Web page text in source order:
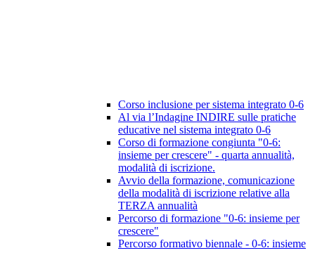
Corso inclusione per sistema integrato 0-6
Al via l’Indagine INDIRE sulle pratiche
educative nel sistema integrato 0-6
Corso di formazione congiunta "0-6:
insieme per crescere" - quarta annualità,
modalità di iscrizione.
Avvio della formazione, comunicazione
della modalità di iscrizione relative alla
TERZA annualità
Percorso di formazione "0-6: insieme per
crescere"
Percorso formativo biennale - 0-6: insieme